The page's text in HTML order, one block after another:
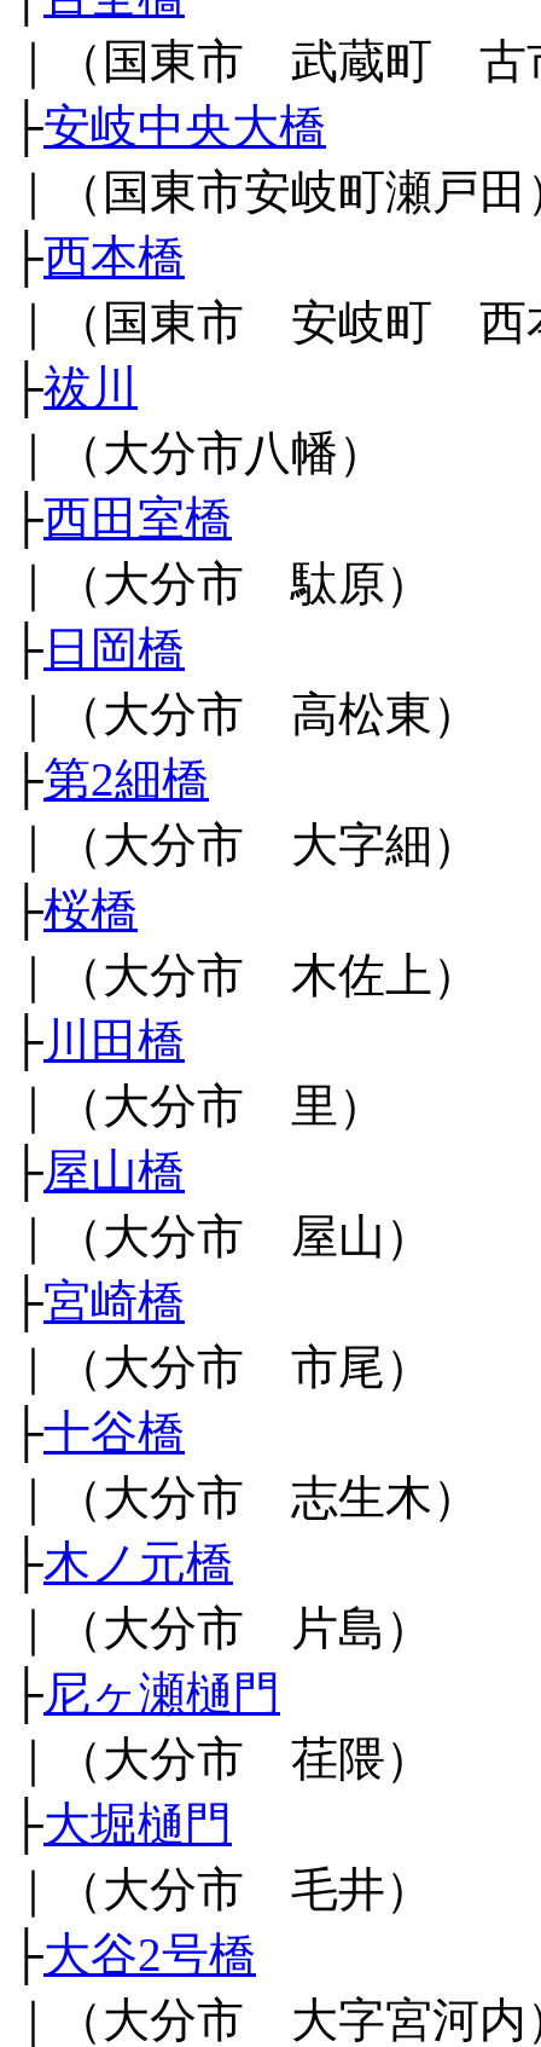
｜（国東市 武蔵町 古
├安岐中央大橋
｜（国東市安岐町瀬戸田
├西本橋
｜（国東市 安岐町 西
├祓川
｜（大分市八幡）
├西田室橋
｜（大分市 駄原）
├ 日岡橋
｜（大分市 高松東）
├第2細橋
｜（大分市 大字細）
├桜橋
｜（大分市 木佐上）
├川田橋
｜（大分市 里）
├屋山橋
｜（大分市 屋山）
├宮崎橋
｜（大分市 市尾）
├十谷橋
｜（大分市 志生木）
├木ノ元橋
｜（大分市 片島）
├尼ヶ瀬樋門
｜（大分市 荏隈）
├大堀樋門
｜（大分市 毛井）
├大谷2号橋
｜（大分市 大字宮河内